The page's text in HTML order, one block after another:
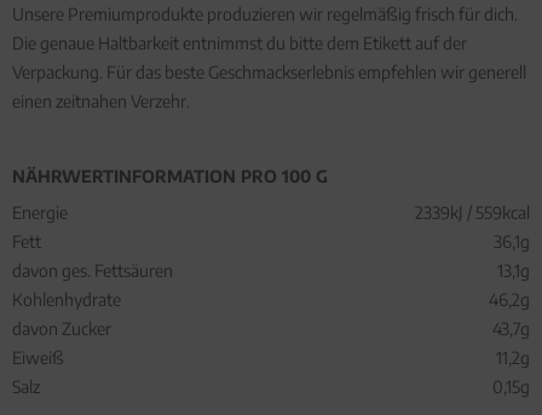
Unsere Premiumprodukte produzieren wir regelmäßig frisch für dich.
Die genaue Haltbarkeit entnimmst du bitte dem Etikett auf der
Verpackung. Für das beste Geschmackserlebnis empfehlen wir generell
einen zeitnahen Verzehr.
NÄHRWERTINFORMATION PRO 100 G
Energie
2339kJ / 559kcal
Fett
36,1g
davon ges. Fettsäuren
13,1g
Kohlenhydrate
46,2g
davon Zucker
43,7g
Eiweiß
11,2g
Salz
0,15g